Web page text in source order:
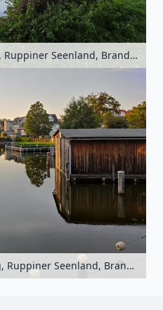
Röblinsee bei Fürstenberg, Ruppiner Seenland, Brandenburg, Deutschland
Gänsehavel in Fürstenberg, Ruppiner Seenland, Brandenburg, Deutschland